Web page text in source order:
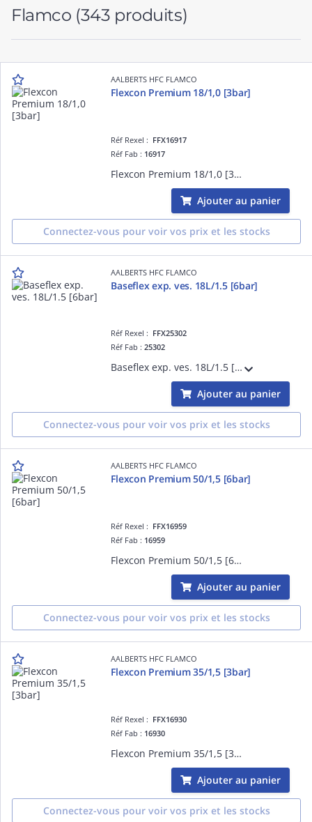
Flamco (343 produits)
AALBERTS HFC FLAMCO
Flexcon Premium 18/1,0 [3bar]
Réf Rexel : FFX16917
Réf Fab : 16917
Flexcon Premium 18/1,0 [3bar]
Ajouter au panier
Connectez-vous pour voir vos prix et les stocks
AALBERTS HFC FLAMCO
Baseflex exp. ves. 18L/1.5 [6bar]
Réf Rexel : FFX25302
Réf Fab :25302
Baseflex exp. ves. 18L/1.5 [6bar]
Ajouter au panier
Connectez-vous pour voir vos prix et les stocks
AALBERTS HFC FLAMCO
Flexcon Premium 50/1,5 [6bar]
Réf Rexel : FFX16959
Réf Fab : 16959
Flexcon Premium 50/1,5 [6bar]
Ajouter au panier
Connectez-vous pour voir vos prix et les stocks
AALBERTS HFC FLAMCO
Flexcon Premium 35/1,5 [3bar]
Réf Rexel : FFX16930
Réf Fab : 16930
Flexcon Premium 35/1,5 [3bar]
Ajouter au panier
Connectez-vous pour voir vos prix et les stocks